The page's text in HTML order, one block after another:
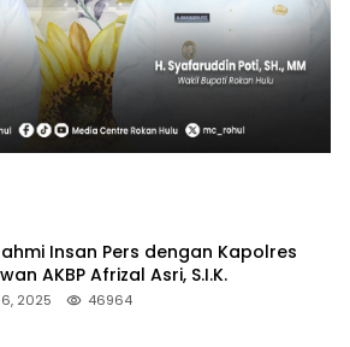
Insan Pers dengan Kapolres
AKBP Afrizal Asri, S.I.K.
2025 46964